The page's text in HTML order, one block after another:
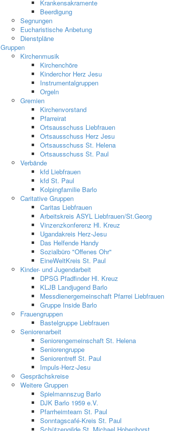
Krankensakramente
Beerdigung
Segnungen
Eucharistische Anbetung
Dienstpläne
Gruppen
Kirchenmusik
Kirchenchöre
Kinderchor Herz Jesu
Instrumentalgruppen
Orgeln
Gremien
Kirchenvorstand
Pfarreirat
Ortsausschuss Liebfrauen
Ortsausschuss Herz Jesu
Ortsausschuss St. Helena
Ortsausschuss St. Paul
Verbände
kfd Liebfrauen
kfd St. Paul
Kolpingfamilie Barlo
Caritative Gruppen
Caritas Liebfrauen
Arbeitskreis ASYL Liebfrauen/St.Georg
Vinzenzkonferenz Hl. Kreuz
Ugandakreis Herz-Jesu
Das Helfende Handy
Sozialbüro "Offenes Ohr"
EineWeltKreis St. Paul
Kinder- und Jugendarbeit
DPSG Pfadfinder Hl. Kreuz
KLJB Landjugend Barlo
Messdienergemeinschaft Pfarrei Liebfrauen
Gruppe Inside Barlo
Frauengruppen
Bastelgruppe Liebfrauen
Seniorenarbeit
Seniorengemeinschaft St. Helena
Seniorengruppe
Seniorentreff St. Paul
Impuls-Herz-Jesu
Gesprächskreise
Weitere Gruppen
Spielmannszug Barlo
DJK Barlo 1959 e.V.
Pfarrheimteam St. Paul
Sonntagscafé-Kreis St. Paul